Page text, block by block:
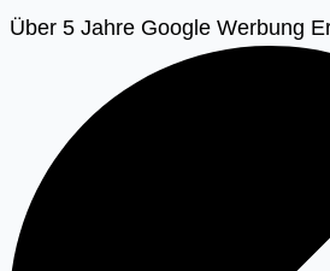
Über 5 Jahre Google Werbung